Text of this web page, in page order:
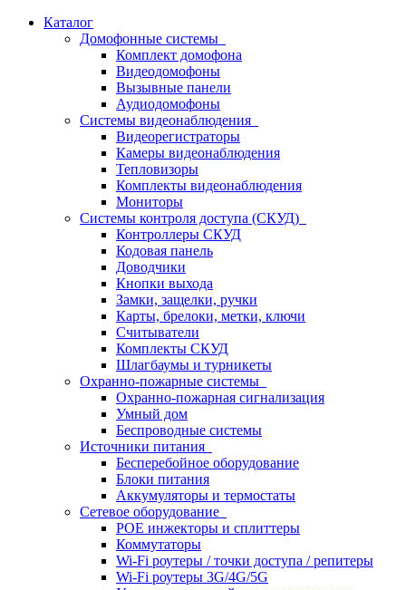
Каталог
Домофонные системы
Комплект домофона
Видеодомофоны
Вызывные панели
Аудиодомофоны
Системы видеонаблюдения
Видеорегистраторы
Камеры видеонаблюдения
Тепловизоры
Комплекты видеонаблюдения
Мониторы
Системы контроля доступа (СКУД)
Контроллеры СКУД
Кодовая панель
Доводчики
Кнопки выхода
Замки, защелки, ручки
Карты, брелоки, метки, ключи
Считыватели
Комплекты СКУД
Шлагбаумы и турникеты
Охранно-пожарные системы
Охранно-пожарная сигнализация
Умный дом
Беспроводные системы
Источники питания
Бесперебойное оборудование
Блоки питания
Аккумуляторы и термостаты
Сетевое оборудование
POE инжекторы и сплиттеры
Коммутаторы
Wi-Fi роутеры / точки доступа / репитеры
Wi-Fi роутеры 3G/4G/5G